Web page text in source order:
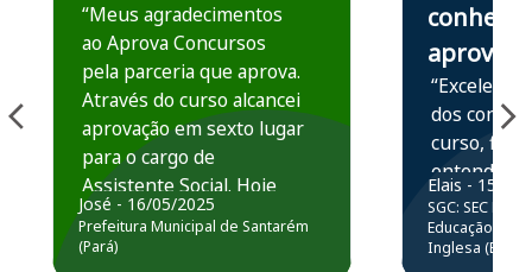
“Meus agradecimentos
ao Aprova Concursos
pela parceria que aprova.
Através do curso alcancei
aprovação em sexto lugar
para o cargo de
Assistente Social. Hoje
estou atuando na
Prefeitura de Santarém.
José - 16/05/2025
Prefeitura Municipal de Santarém
(Pará)
conhece,
aprova
“Excelente
dos
curso,
entender e
prática
resolução
questões.”
Elais - 15/07/
SGC: SEC BA
Educação
Inglesa (Edital